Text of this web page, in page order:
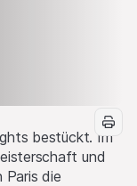
bestückt. Im
und
Paris die